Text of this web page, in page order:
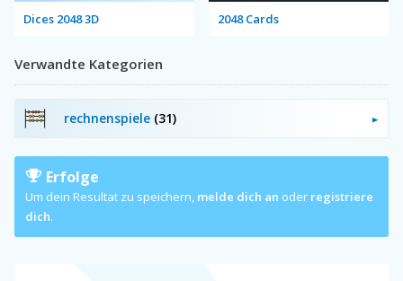
Dices 2048 3D 2048 Cards
Verwandte Kategorien
rechnenspiele (31)
Erfolge
Um dein Resultat zu speichern, melde dich an oder registriere
dich.